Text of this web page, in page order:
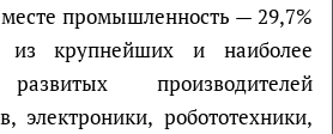
промышленность — 29,7%
крупнейших и наиболее
развитых производителей
электроники, робототехники,